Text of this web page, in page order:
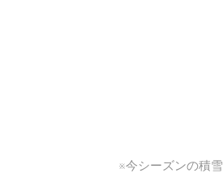
※今シーズンの積